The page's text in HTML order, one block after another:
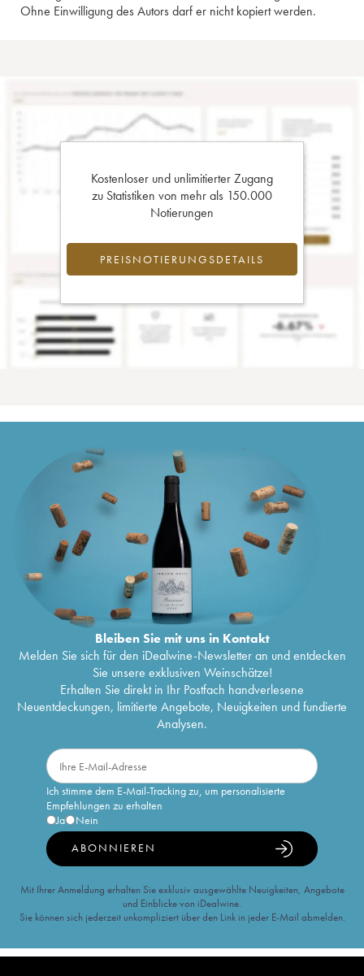
Ohne Einwilligung des Autors darf er nicht kopiert werden.
Kostenloser und unlimitierter Zugang
zu Statistiken von mehr als 150.000
Notierungen
PREISNOTIERUNGSDETAILS
Bleiben Sie mit uns in Kontakt
Melden Sie sich für den iDealwine-Newsletter an und entdecken
Sie unsere exklusiven Weinschätze!
Erhalten Sie direkt in Ihr Postfach handverlesene
Neuentdeckungen, limitierte Angebote, Neuigkeiten und fundierte
Analysen.
Ich stimme dem E-Mail-Tracking zu, um personalisierte
Empfehlungen zu erhalten
Ja
Nein
ABONNIEREN
Mit Ihrer Anmeldung erhalten Sie exklusiv ausgewählte Neuigkeiten, Angebote
und Einblicke von iDealwine.
Sie können sich jederzeit unkompliziert über den Link in jeder E-Mail abmelden.